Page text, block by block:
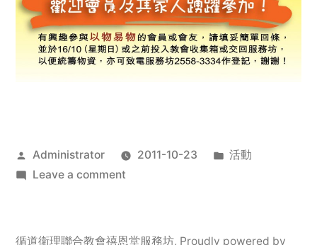
Posted
by
Administrator 2011-10-23
Posted
活動
Leave a commenton
服
循道衛理聯合教會禧恩堂服務坊, Proudly powered by